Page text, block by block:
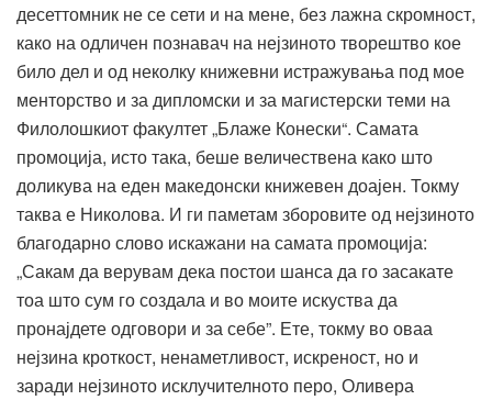
десеттомник не се сети и на мене, без лажна скромност,
како на одличен познавач на нејзиното творештво кое
било дел и од неколку книжевни истражувања под мое
менторство и за дипломски и за магистерски теми на
Филолошкиот факултет „Блаже Конески“. Самата
промоција, исто така, беше величествена како што
доликува на еден македонски книжевен доајен. Токму
таква е Николова. И ги паметам зборовите од нејзиното
благодарно слово искажани на самата промоција:
„Сакам да верувам дека постои шанса да го засакате
тоа што сум го создала и во моите искуства да
пронајдете одговори и за себе”. Ете, токму во оваа
нејзина кроткост, ненаметливост, искреност, но и
заради нејзиното исклучителното перо, Оливера